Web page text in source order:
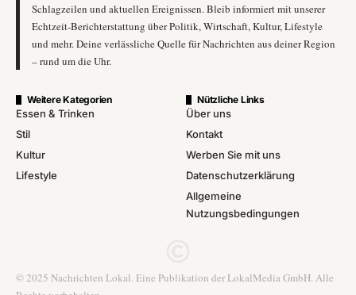
Schlagzeilen und aktuellen Ereignissen. Bleib informiert mit unserer
Echtzeit-Berichterstattung über Politik, Wirtschaft, Kultur, Lifestyle
und mehr. Deine verlässliche Quelle für Nachrichten aus deiner Region
– rund um die Uhr.
Weitere Kategorien
Essen & Trinken
Stil
Kultur
Lifestyle
Nützliche Links
Über uns
Kontakt
Werben Sie mit uns
Datenschutzerklärung
Allgemeine
Nutzungsbedingungen
© 2025 Nachrichten Lokal. Eine Publikation der LokalMedia GmbH. Alle